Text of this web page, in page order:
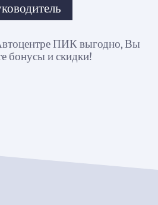
ПИК выгодно, Вы
бонусы и скидки!